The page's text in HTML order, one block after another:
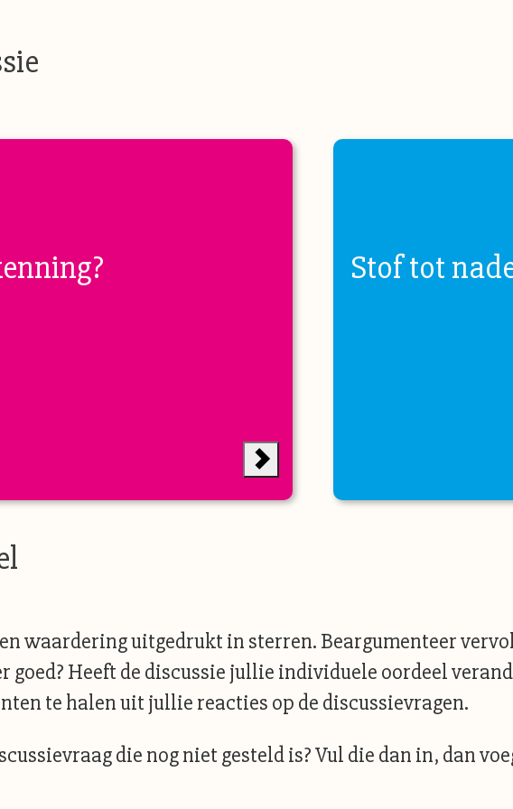
Stof tot
waardering uitgedrukt in sterren. Beargumenteer
goed? Heeft de discussie jullie individuele oordeel
te halen uit jullie reacties op de discussievragen.
die nog niet gesteld is? Vul die dan in, dan